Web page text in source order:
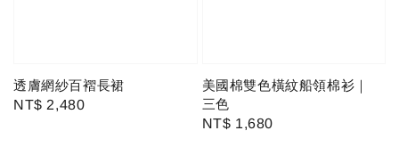
透膚網紗百褶長裙
Regular
NT$ 2,480
美國棉雙色橫紋船領棉衫｜
三色
Regular
NT$ 1,680